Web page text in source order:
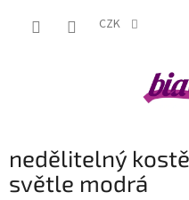
CZK
nedělitelný
světle modrá